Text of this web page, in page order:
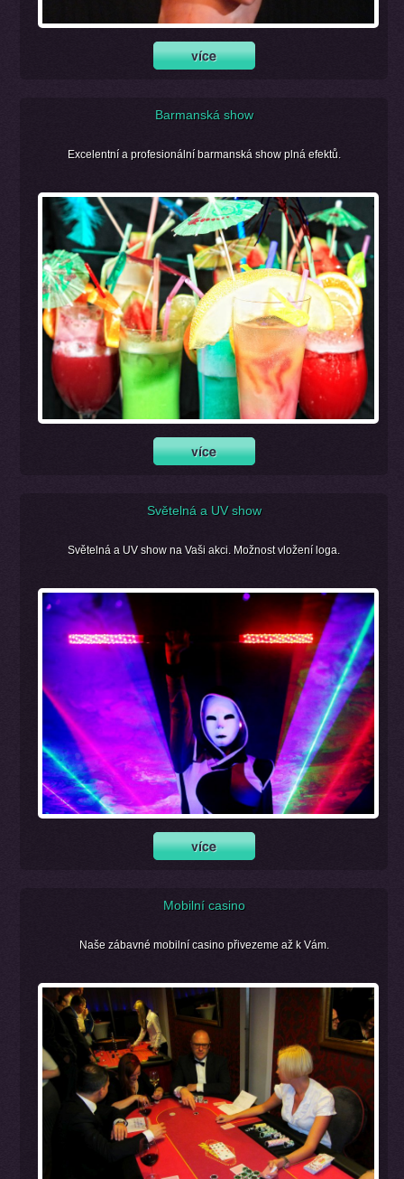
Barmanská show
Excelentní a profesionální barmanská show plná efektů.
Světelná a UV show
Světelná a UV show na Vaši akci. Možnost vložení loga.
Mobilní casino
Naše zábavné mobilní casino přivezeme až k Vám.